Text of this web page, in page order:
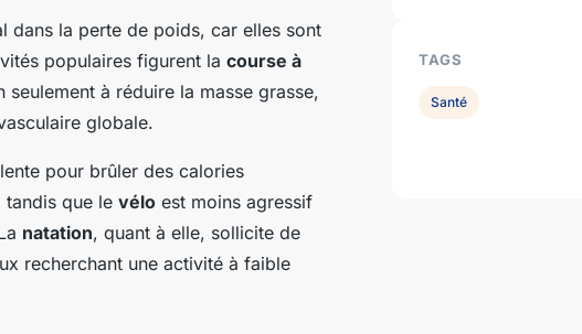
dans la perte de poids, car elles sont
populaires figurent la course à
seulement à réduire la masse grasse,
globale.
pour brûler des calories
que le vélo est moins agressif
natation, quant à elle, sollicite de
recherchant une activité à faible
TAGS
Santé